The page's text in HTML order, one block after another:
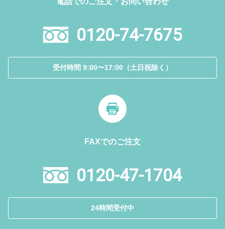
0120-74-7675
受付時間 9:00〜17:00（土日祝除く）
FAXでのご注文
0120-47-1704
24時間受付中